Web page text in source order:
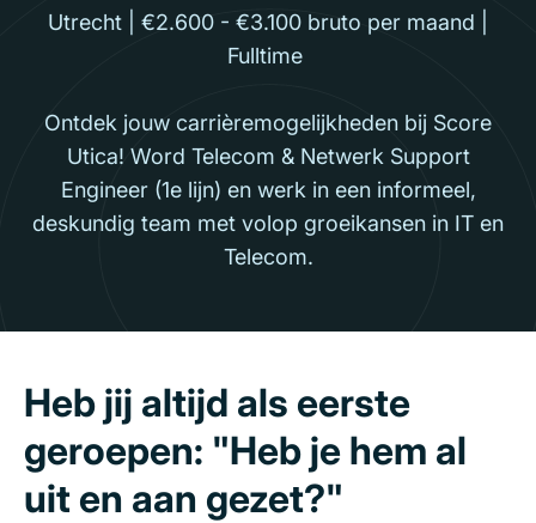
Utrecht | €2.600 - €3.100 bruto per maand |
Fulltime
Ontdek jouw carrièremogelijkheden bij Score
Utica! Word Telecom & Netwerk Support
Engineer (1e lijn) en werk in een informeel,
deskundig team met volop groeikansen in IT en
Telecom.
Heb jij altijd als eerste
geroepen: "Heb je hem al
uit en aan gezet?"